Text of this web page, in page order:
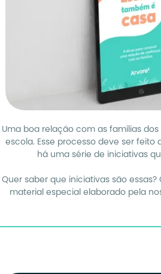
Uma boa relação com as famílias
escola. Esse processo deve ser feito
há uma série de iniciativas
Quer saber que iniciativas são
material especial elaborado pela